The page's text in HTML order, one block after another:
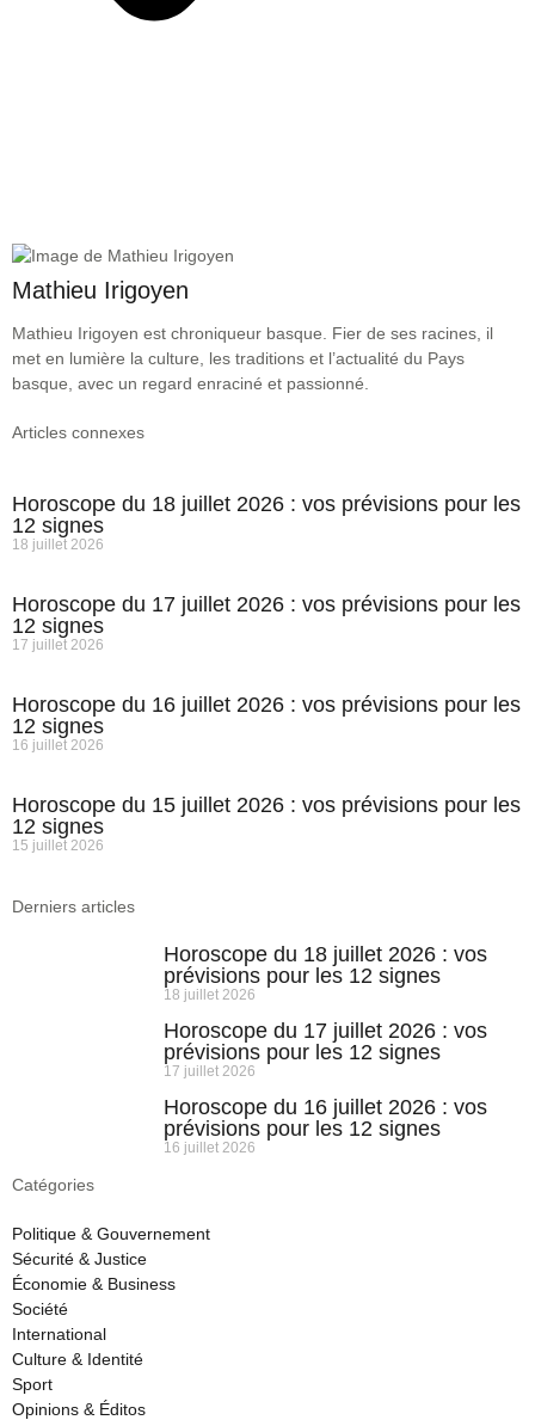
Mathieu Irigoyen
Mathieu Irigoyen est chroniqueur basque. Fier de ses racines, il
met en lumière la culture, les traditions et l’actualité du Pays
basque, avec un regard enraciné et passionné.
Articles connexes
Horoscope du 18 juillet 2026 : vos prévisions pour les
12 signes
18 juillet 2026
Horoscope du 17 juillet 2026 : vos prévisions pour les
12 signes
17 juillet 2026
Horoscope du 16 juillet 2026 : vos prévisions pour les
12 signes
16 juillet 2026
Horoscope du 15 juillet 2026 : vos prévisions pour les
12 signes
15 juillet 2026
Derniers articles
Horoscope du 18 juillet 2026 : vos
prévisions pour les 12 signes
18 juillet 2026
Horoscope du 17 juillet 2026 : vos
prévisions pour les 12 signes
17 juillet 2026
Horoscope du 16 juillet 2026 : vos
prévisions pour les 12 signes
16 juillet 2026
Catégories
Politique & Gouvernement
Sécurité & Justice
Économie & Business
Société
International
Culture & Identité
Sport
Opinions & Éditos